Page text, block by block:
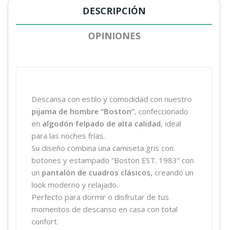
DESCRIPCIÓN
OPINIONES
Descansa con estilo y comodidad con nuestro
pijama de hombre “Boston”, confeccionado
en algodón felpado de alta calidad, ideal
para las noches frías.
Su diseño combina una camiseta gris con
botones y estampado “Boston EST. 1983” con
un pantalón de cuadros clásicos, creando un
look moderno y relajado.
Perfecto para dormir o disfrutar de tus
momentos de descanso en casa con total
confort.